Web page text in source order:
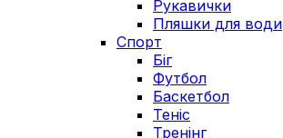
Рукавички
Пляшки для води
Спорт
Біг
Футбол
Баскетбол
Теніс
Тренінг